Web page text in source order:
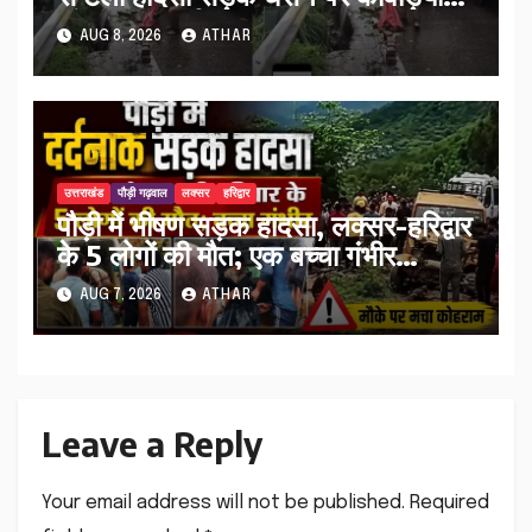
को किया अलर्ट…
AUG 8, 2026 ATHAR
उत्तराखंड पौड़ी गढ़वाल लक्सर हरिद्वार
पौड़ी में भीषण सड़क हादसा, लक्सर-हरिद्वार
के 5 लोगों की मौत; एक बच्चा गंभीर
घायल…
AUG 7, 2026 ATHAR
Leave a Reply
Your email address will not be published. Required